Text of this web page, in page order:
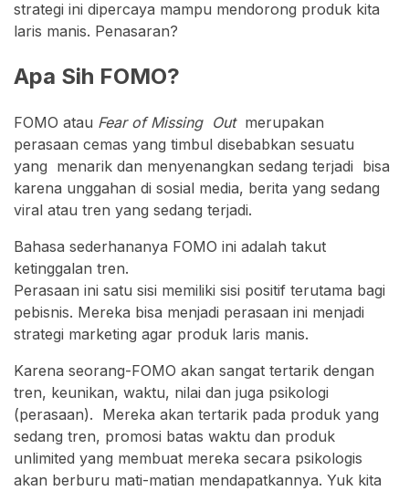
strategi ini dipercaya mampu mendorong produk kita
laris manis. Penasaran?
Apa Sih FOMO?
FOMO atau Fear of Missing Out merupakan
perasaan cemas yang timbul disebabkan sesuatu
yang menarik dan menyenangkan sedang terjadi bisa
karena unggahan di sosial media, berita yang sedang
viral atau tren yang sedang terjadi.
Bahasa sederhananya FOMO ini adalah takut
ketinggalan tren.
Perasaan ini satu sisi memiliki sisi positif terutama bagi
pebisnis. Mereka bisa menjadi perasaan ini menjadi
strategi marketing agar produk laris manis.
Karena seorang-FOMO akan sangat tertarik dengan
tren, keunikan, waktu, nilai dan juga psikologi
(perasaan). Mereka akan tertarik pada produk yang
sedang tren, promosi batas waktu dan produk
unlimited yang membuat mereka secara psikologis
akan berburu mati-matian mendapatkannya. Yuk kita